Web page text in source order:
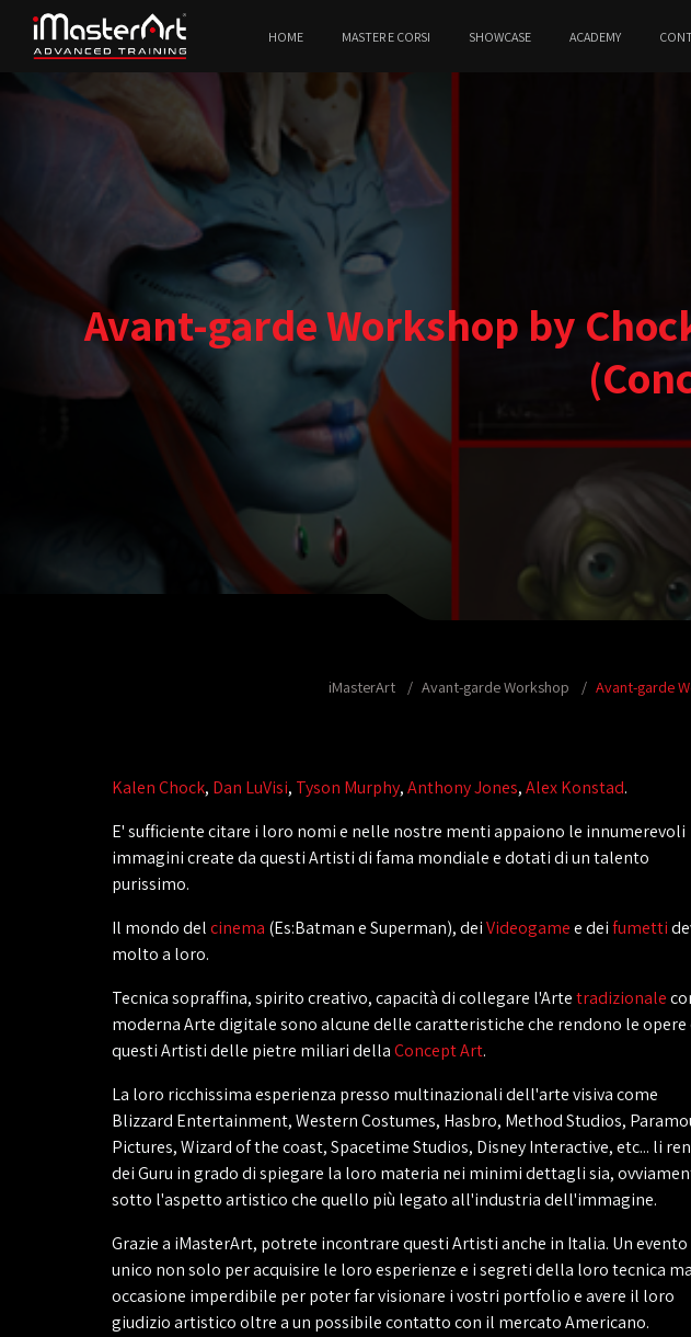
HOME MASTER E CORSI SHOWCASE ACADEMY
Avant-garde Workshop by
iMasterArt Avant-garde Workshop Avant-garde
Kalen Chock, Dan LuVisi, Tyson Murphy,Anthony Jones,Alex Konstad.
E' sufficiente citare i loro nomi e nelle nostre menti appaiono le innumerevoli
immagini create da questi Artisti di fama mondiale e dotati di un talento
purissimo.
Il mondo delcinema (Es:Batman e Superman), deiVideogamee deifumetti
molto a loro.
Tecnica sopraffina, spirito creativo, capacità di collegare l'Artetradizionale
moderna Arte digitale sono alcune delle caratteristiche che rendono le opere
questi Artisti delle pietre miliari dellaConcept Art.
La loro ricchissima esperienza presso multinazionali dell'arte visiva come
Blizzard Entertainment, Western Costumes, Hasbro, Method Studios,
Pictures, Wizard of the coast, Spacetime Studios, Disney Interactive, etc... li
dei Guru in grado di spiegare la loro materia nei minimi dettagli sia,
sotto l'aspetto artistico che quello più legato all'industria dell'immagine.
Grazie a iMasterArt, potrete incontrare questi Artisti anche in Italia. Un evento
unico non solo per acquisire le loro esperienze e i segreti della loro tecnica ma
occasione imperdibile per poter far visionare i vostri portfolio e avere il loro
giudizio artistico oltre a un possibile contatto con il mercato Americano.